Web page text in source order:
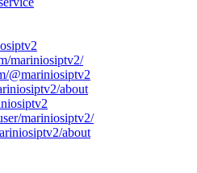
mariniosiptv2/
@mariniosiptv2
about
mariniosiptv2/
about